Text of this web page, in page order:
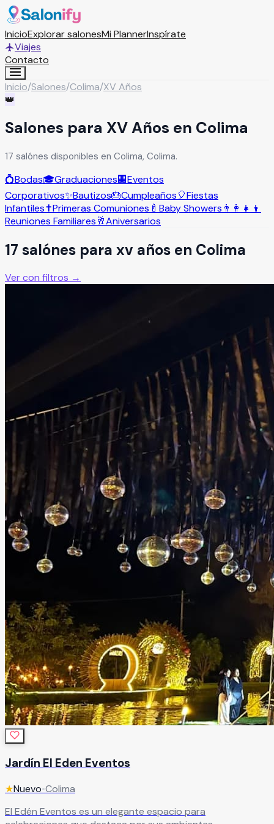
InicioExplorar salonesMi PlannerInspírate
Viajes
Contacto
Inicio/Salones/Colima/XV Años
👑
Salones para XV Años en Colima
17 salónes disponibles en Colima, Colima.
💍Bodas🎓Graduaciones🏢Eventos
Corporativos✨Bautizos🎂Cumpleaños🎈Fiestas
Infantiles✝️Primeras Comuniones 🍼 Baby Showers 👨‍👩‍👧‍👦
Reuniones Familiares🥂Aniversarios
17 salónes para xv años en Colima
Ver con filtros →
Jardín El Eden Eventos
★Nuevo•Colima
El Edén Eventos es un elegante espacio para